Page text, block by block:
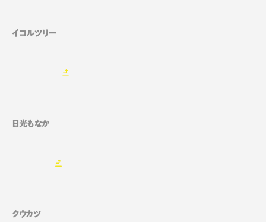
イコルツリー
日光もなか
クウカツ